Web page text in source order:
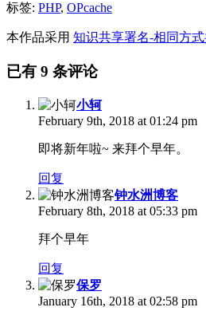
标签: PHP, OPcache
本作品采用 知识共享署名-相同方
已有 9 条评论
小轲
February 9th, 2018 at 01:24 pm
即将新年啦~ 来拜个早年。
回复
钟水洲博客
February 8th, 2018 at 05:33 pm
拜个早年
回复
保罗
January 16th, 2018 at 02:58 pm